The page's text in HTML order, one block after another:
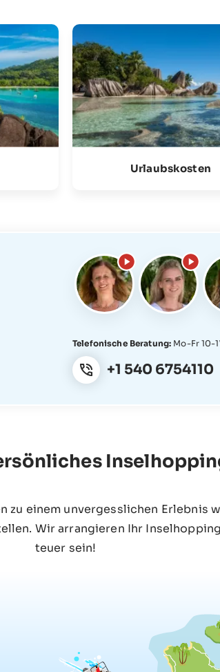
Urlaubskosten
Telefonische Beratung: Mo-Fr 10-
+1 540 6754110
zu einem unvergesslichen Erlebnis
Wir arrangieren Ihr
teuer sein!